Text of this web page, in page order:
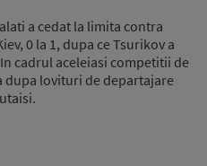
a cedat la limita contra
0 la 1, dupa ce Tsurikov a
cadrul aceleiasi competitii de
dupa lovituri de departajare